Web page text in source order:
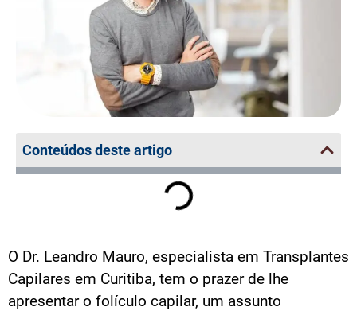
Conteúdos deste artigo
O Dr. Leandro Mauro, especialista em Transplantes
Capilares em Curitiba, tem o prazer de lhe
apresentar o folículo capilar, um assunto